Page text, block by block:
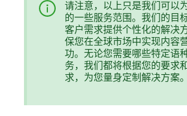
请注意，以上只是我们可以
的一些服务范围。我们的目
客户需求提供个性化的解决
保您在全球市场中实现内容
功。无论您需要哪些特定语
务，我们都将根据您的要求
求，为您量身定制解决方案。